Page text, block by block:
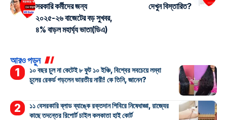
সরকারি কর্মীদের জন্য
২০২৫-২৬ বাজেটের বড় সুখবর,
৪% বাড়ল মহার্ঘ্য ভাতা(ডিএ)
দেখুন বিস্তারিত?
আরও পড়ুন
১০ বছর চুল না কেটেই ৮ ফুট ১০ ইঞ্চি, বিশ্বের সবচেয়ে লম্বা
চুলের রেকর্ড গড়লেন ভারতীয় নারী! কে তিনি, জানেন?
১১ বেসরকারি ব্লাড ব্যাঙ্কে রক্তদান শিবিরে নিষেধাজ্ঞা, রাজ্যের
কাছে তদন্তের রিপোর্ট চাইল কলকাতা হাই কোর্ট